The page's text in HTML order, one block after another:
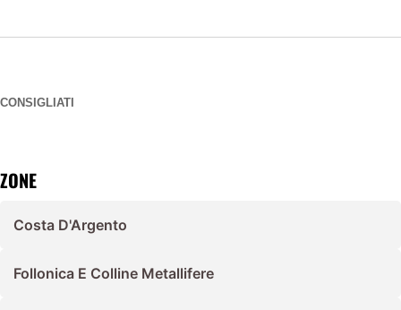
CONSIGLIATI
ZONE
Costa D'Argento
Follonica E Colline Metallifere